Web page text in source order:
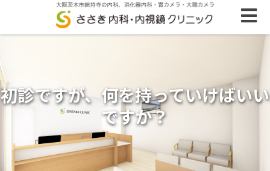
初診ですが、何を持っていけばいい
ですか？